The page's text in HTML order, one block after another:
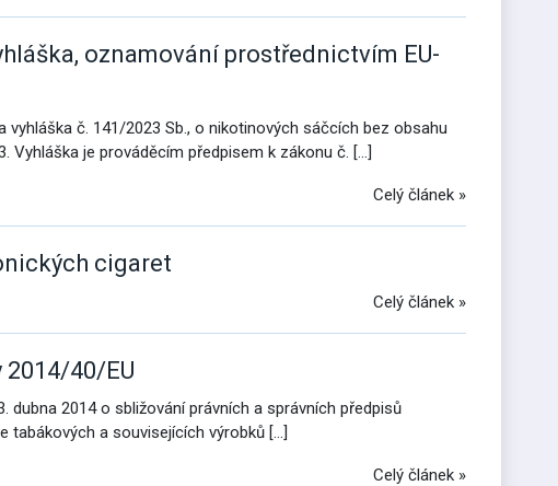
oznamování prostřednictvím EU-
vyhláška č. 141/2023 Sb., o nikotinových sáčcích bez obsahu
Vyhláška je prováděcím předpisem k zákonu č. […]
Celý článek »
cigaret
Celý článek »
40/EU
dubna 2014 o sbližování právních a správních předpisů
tabákových a souvisejících výrobků […]
Celý článek »